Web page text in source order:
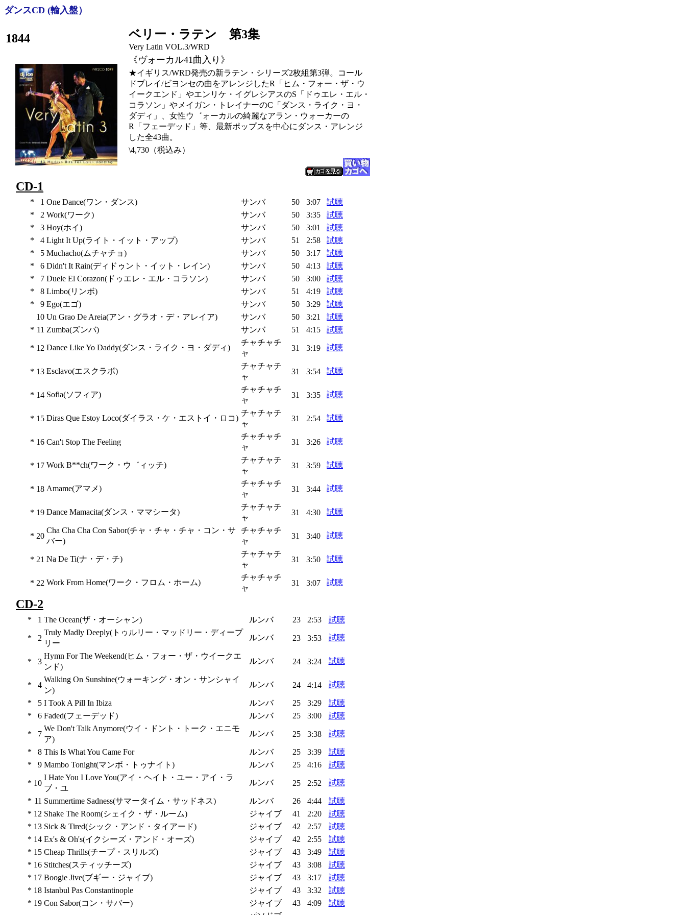
ダンスCD (輸入盤）
1844 ベリー・ラテン 第3集
Very Latin VOL.3/WRD
《ヴォーカル41曲入り》
★イギリス/WRD発売の新ラテン・シリーズ2枚組第3弾。コール
ドプレイ/ビヨンセの曲をアレンジしたR「ヒム・フォー・ザ・ウ
イークエンド」やエンリケ・イグレシアスのS「ドゥエレ・エル・
コラソン」やメイガン・トレイナーのC「ダンス・ライク・ヨ・
ダディ」、女性ウ゛ォーカルの綺麗なアラン・ウォーカーの
R「フェーデッド」等、最新ポップスを中心にダンス・アレンジ
した全43曲。
\4,730（税込み）
CD-1
* 1 One Dance(ワン・ダンス) サンバ 50 3:07
試聴
*
2 Work(ワーク) サンバ 50 3:35
試聴
*
3 Hoy(ホイ) サンバ 50 3:01
試聴
*
4 Light It Up(ライト・イット・アップ) サンバ 51 2:58
試聴
*
5 Muchacho(ムチャチョ) サンバ 50 3:17
試聴
*
6 Didn't It Rain(ディドゥント・イット・レイン) サンバ 50 4:13
試聴
*
7 Duele El Corazon(ドゥエレ・エル・コラソン) サンバ 50 3:00
試聴
*
8 Limbo(リンボ) サンバ 51 4:19
試聴
*
9 Ego(エゴ) サンバ 50 3:29
試聴
10 Un Grao De Areia(アン・グラオ・デ・アレイア) サンバ 50 3:21
試聴
* 11 Zumba(ズンバ) サンバ 51 4:15 試聴
* 12 Dance Like Yo Daddy(ダンス・ライク・ヨ・ダディ)
チャチャチ
ャ
31 3:19 試聴
* 13 Esclavo(エスクラボ)
チャチャチ
ャ
31 3:54 試聴
* 14 Sofia(ソフィア)
チャチャチ
ャ
31 3:35 試聴
* 15 Diras Que Estoy Loco(ダイラス・ケ・エストイ・ロコ)
チャチャチ
ャ
31 2:54 試聴
* 16 Can't Stop The Feeling
チャチャチ
ャ
31 3:26 試聴
* 17 Work B**ch(ワーク・ウ゛ィッチ)
チャチャチ
ャ
31 3:59 試聴
* 18 Amame(アマメ)
チャチャチ
ャ
31 3:44 試聴
* 19 Dance Mamacita(ダンス・ママシータ)
チャチャチ
ャ
31 4:30 試聴
* 20
Cha Cha Cha Con Sabor(チャ・チャ・チャ・コン・サ
バー)
チャチャチ
ャ
31 3:40 試聴
* 21 Na De Ti(ナ・デ・チ)
チャチャチ
ャ
31 3:50 試聴
* 22 Work From Home(ワーク・フロム・ホーム)
チャチャチ
ャ
31 3:07 試聴
CD-2
* 1 The Ocean(ザ・オーシャン) ルンバ 23 2:53 試聴
* 2
Truly Madly Deeply(トゥルリー・マッドリー・ディープ
リー
ルンバ 23 3:53 試聴
* 3
Hymn For The Weekend(ヒム・フォー・ザ・ウイークエ
ンド)
ルンバ 24 3:24 試聴
* 4
Walking On Sunshine(ウォーキング・オン・サンシャイ
ン)
ルンバ 24 4:14 試聴
* 5 I Took A Pill In Ibiza ルンバ 25 3:29
試聴
*
6 Faded(フェーデッド) ルンバ 25 3:00 試聴
* 7
We Don't Talk Anymore(ウイ・ドント・トーク・エニモ
ア)
ルンバ 25 3:38 試聴
* 8 This Is What You Came For ルンバ 25 3:39
試聴
*
9 Mambo Tonight(マンボ・トゥナイト) ルンバ 25 4:16 試聴
* 10
I Hate You I Love You(アイ・ヘイト・ユー・アイ・ラ
ブ・ユ
ルンバ 25 2:52 試聴
* 11 Summertime Sadness(サマータイム・サッドネス) ルンバ 26 4:44
試聴
* 12 Shake The Room(シェイク・ザ・ルーム) ジャイブ 41 2:20
試聴
* 13 Sick & Tired(シック・アンド・タイアード) ジャイブ 42 2:57
試聴
* 14 Ex's & Oh's(イクシーズ・アンド・オーズ) ジャイブ 42 2:55
試聴
* 15 Cheap Thrills(チープ・スリルズ) ジャイブ 43 3:49
試聴
* 16 Stitches(スティッチーズ) ジャイブ 43 3:08
試聴
* 17 Boogie Jive(ブギー・ジャイブ) ジャイブ 43 3:17
試聴
* 18 Istanbul Pas Constantinople ジャイブ 43 3:32
試聴
* 19 Con Sabor(コン・サバー) ジャイブ 43 4:09
試聴